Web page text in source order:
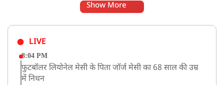
Show More
LIVE
8:04 PM
फुटबॉलर लियोनेल मेसी के पिता जॉर्ज मेसी का 68 साल की उम्र
में निधन